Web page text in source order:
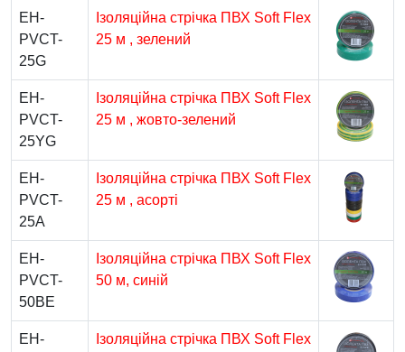
EH-
PVCT-
25G
Ізоляційна стрічка ПВХ Soft Flex
25 м , зелений
EH-
PVCT-
25YG
Ізоляційна стрічка ПВХ Soft Flex
25 м , жовто-зелений
EH-
PVCT-
25A
Ізоляційна стрічка ПВХ Soft Flex
25 м , асорті
EH-
PVCT-
50BE
Ізоляційна стрічка ПВХ Soft Flex
50 м, синій
EH-
Ізоляційна стрічка ПВХ Soft Flex